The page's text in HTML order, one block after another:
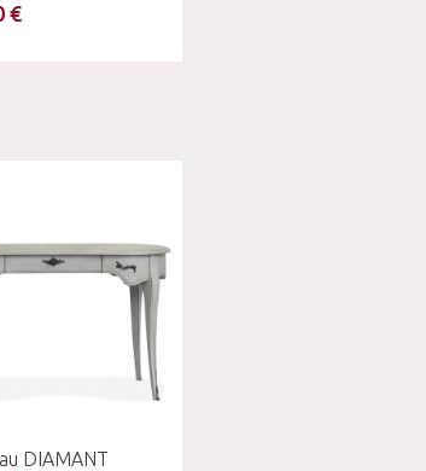
€
DIAMANT